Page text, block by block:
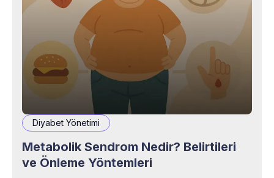
Diyabet Yönetimi
Metabolik Sendrom Nedir? Belirtileri
ve Önleme Yöntemleri